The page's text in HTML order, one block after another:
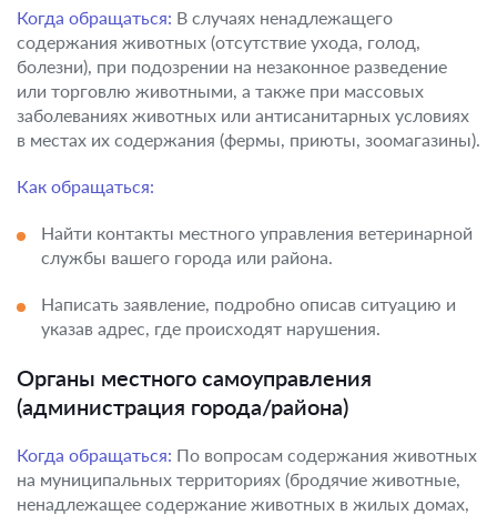
Когда обращаться: В случаях ненадлежащего
содержания животных (отсутствие ухода, голод,
болезни), при подозрении на незаконное разведение
или торговлю животными, а также при массовых
заболеваниях животных или антисанитарных условиях
в местах их содержания (фермы, приюты, зоомагазины).
Как обращаться:
Найти контакты местного управления ветеринарной
службы вашего города или района.
Написать заявление, подробно описав ситуацию и
указав адрес, где происходят нарушения.
Органы местного самоуправления
(администрация города/района)
Когда обращаться: По вопросам содержания животных
на муниципальных территориях (бродячие животные,
ненадлежащее содержание животных в жилых домах,